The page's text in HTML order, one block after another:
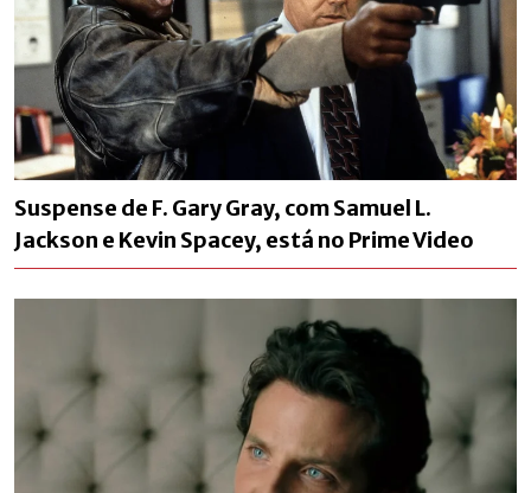
Suspense de F. Gary Gray, com Samuel L.
Jackson e Kevin Spacey, está no Prime Video